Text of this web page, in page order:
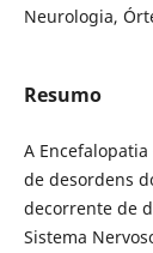
Neurologia,
Resumo
A
de desordens
decorrente de
Sistema